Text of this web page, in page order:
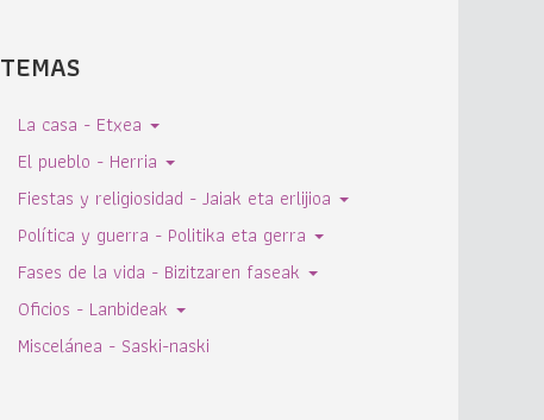
TEMAS
La casa - Etxea
El pueblo - Herria
Fiestas y religiosidad - Jaiak eta erlijioa
Política y guerra - Politika eta gerra
Fases de la vida - Bizitzaren faseak
Oficios - Lanbideak
Miscelánea - Saski-naski